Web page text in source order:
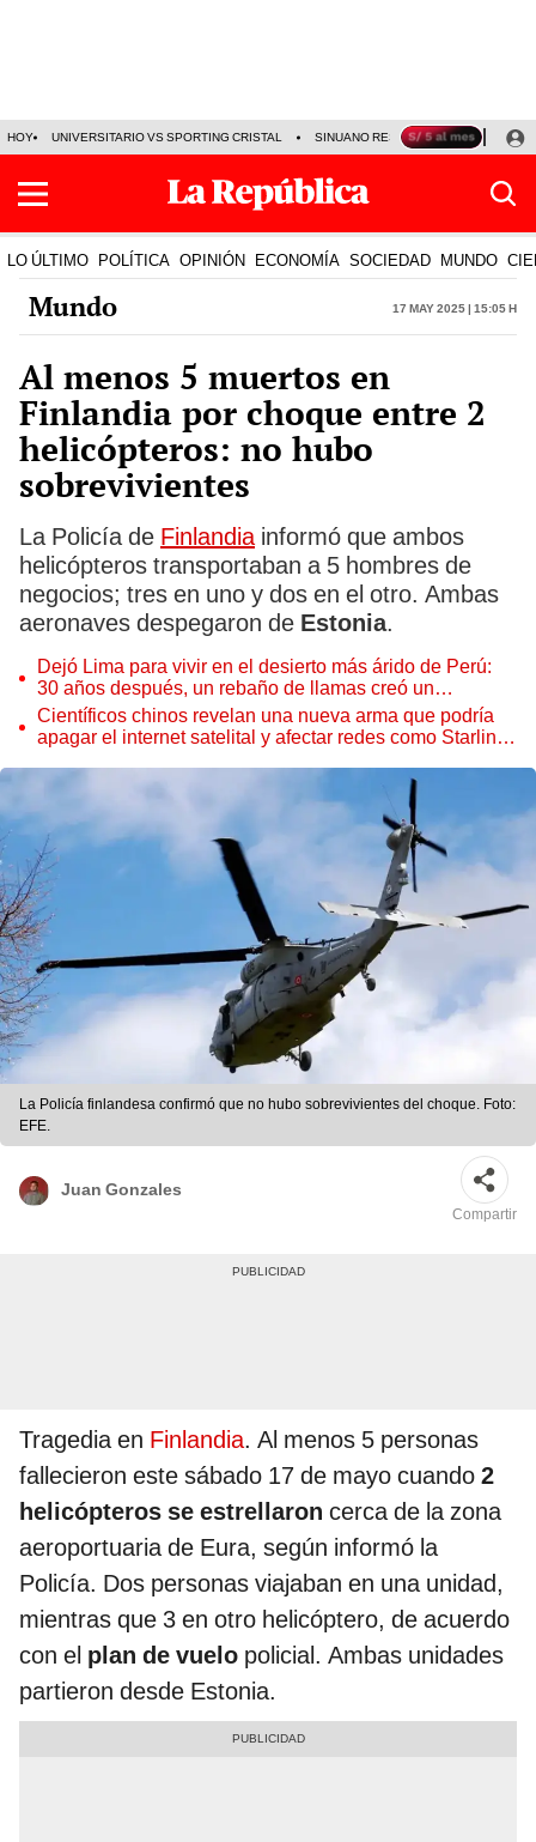
HOY UNIVERSITARIO VS SPORTING CRISTAL SINUANO RESULTADOS HOY
LO ÚLTIMO POLÍTICA OPINIÓN ECONOMÍA SOCIEDAD MUNDO
Mundo 17 May 2025 | 15:05 h
Al menos 5 muertos en
Finlandia por choque entre 2
helicópteros: no hubo
sobrevivientes
La Policía de Finlandiainformó que ambos
helicópteros transportaban a 5 hombres de
negocios; tres en uno y dos en el otro. Ambas
aeronaves despegaron de Estonia.
Dejó Lima para vivir en el desierto más árido de Perú:
30 años después, un rebaño de llamas creó un
sorprendente ecosistema
Científicos chinos revelan una nueva arma que podría
apagar el internet satelital y afectar redes como Starlink
La Policía finlandesa confirmó que no hubo sobrevivientes del choque. Foto:
EFE.
Juan Gonzales
Compartir
Tragedia en Finlandia. Al menos 5 personas
fallecieron este sábado 17 de mayo cuando 2
helicópteros se estrellaron cerca de la zona
aeroportuaria de Eura, según informó la
Policía. Dos personas viajaban en una unidad,
mientras que 3 en otro helicóptero, de acuerdo
con el plan de vuelo policial. Ambas unidades
partieron desde Estonia.